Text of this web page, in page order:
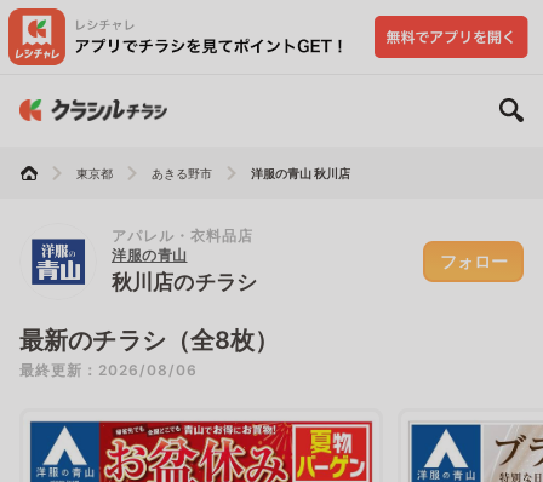
東京都 あきる野市 洋服の青山 秋川店
アパレル・衣料品店
洋服の青山
秋川店のチラシ
フォロー
最新のチラシ（全8枚）
最終更新：2026/08/06